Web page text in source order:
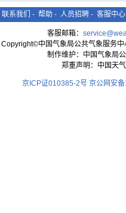
联系我们 - 帮助 - 人员招聘 - 客服中心
客服邮箱：
Copyright©中国气象局公共气象服务
制作维护：中国气象局
郑重声明：中国天
京ICP证010385-2号 京公网安